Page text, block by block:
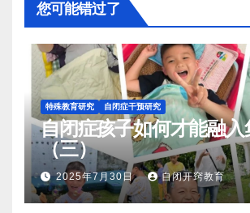
您可能错过了
特殊教育研究 自闭症干预研究
自闭症孩子如何才能融入
（三）
2025年7月30日 自闭开窍教育